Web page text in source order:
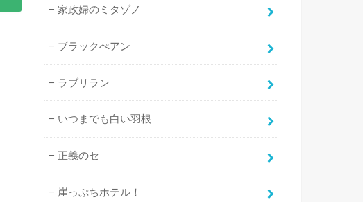
家政婦のミタゾノ
ブラックぺアン
ラブリラン
いつまでも白い羽根
正義のセ
崖っぷちホテル！